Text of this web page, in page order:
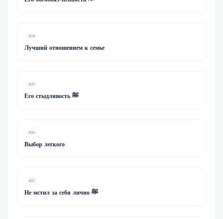
#34
Лучший отношением к семье
#35
Его стыдливость ﷺ
#36
Выбор легкого
#37
Не мстил за себя лично ﷺ